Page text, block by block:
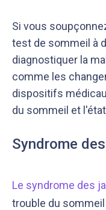
Si vous
test de sommeil à
diagnostiquer la
comme les
dispositifs
du sommeil et
Syndrome
Le syndrome des
trouble du